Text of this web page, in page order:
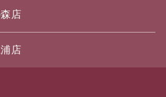
店
店